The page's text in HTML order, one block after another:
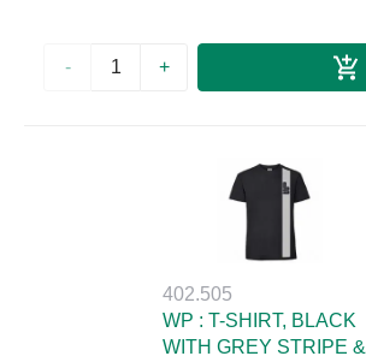
- +
402.505
WP : T-SHIRT, BLACK
WITH GREY STRIPE &